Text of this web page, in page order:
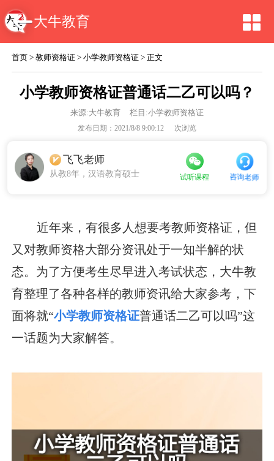
大牛教育
首页 >教师资格证 >小学教师资格证 > 正文
小学教师资格证普通话二乙可以吗？
来源:大牛教育 栏目:小学教师资格证
发布日期：2021/8/8 9:00:12 次浏览
飞飞老师
从教8年，汉语教育硕士 试听课程 咨询老师
近年来，有很多人想要考教师资格证，但
又对教师资格大部分资讯处于一知半解的状
态。为了方便考生尽早进入考试状态，大牛教
育整理了各种各样的教师资讯给大家参考，下
面将就“小学教师资格证普通话二乙可以吗”这
一话题为大家解答。